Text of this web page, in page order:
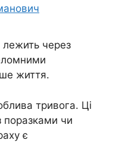
через
життя.
тривога. Ці
поразками чи
є